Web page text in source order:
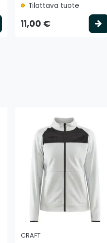
Valitse vaihtoehto
Tilattava tuote
11,00 €
CRAFT